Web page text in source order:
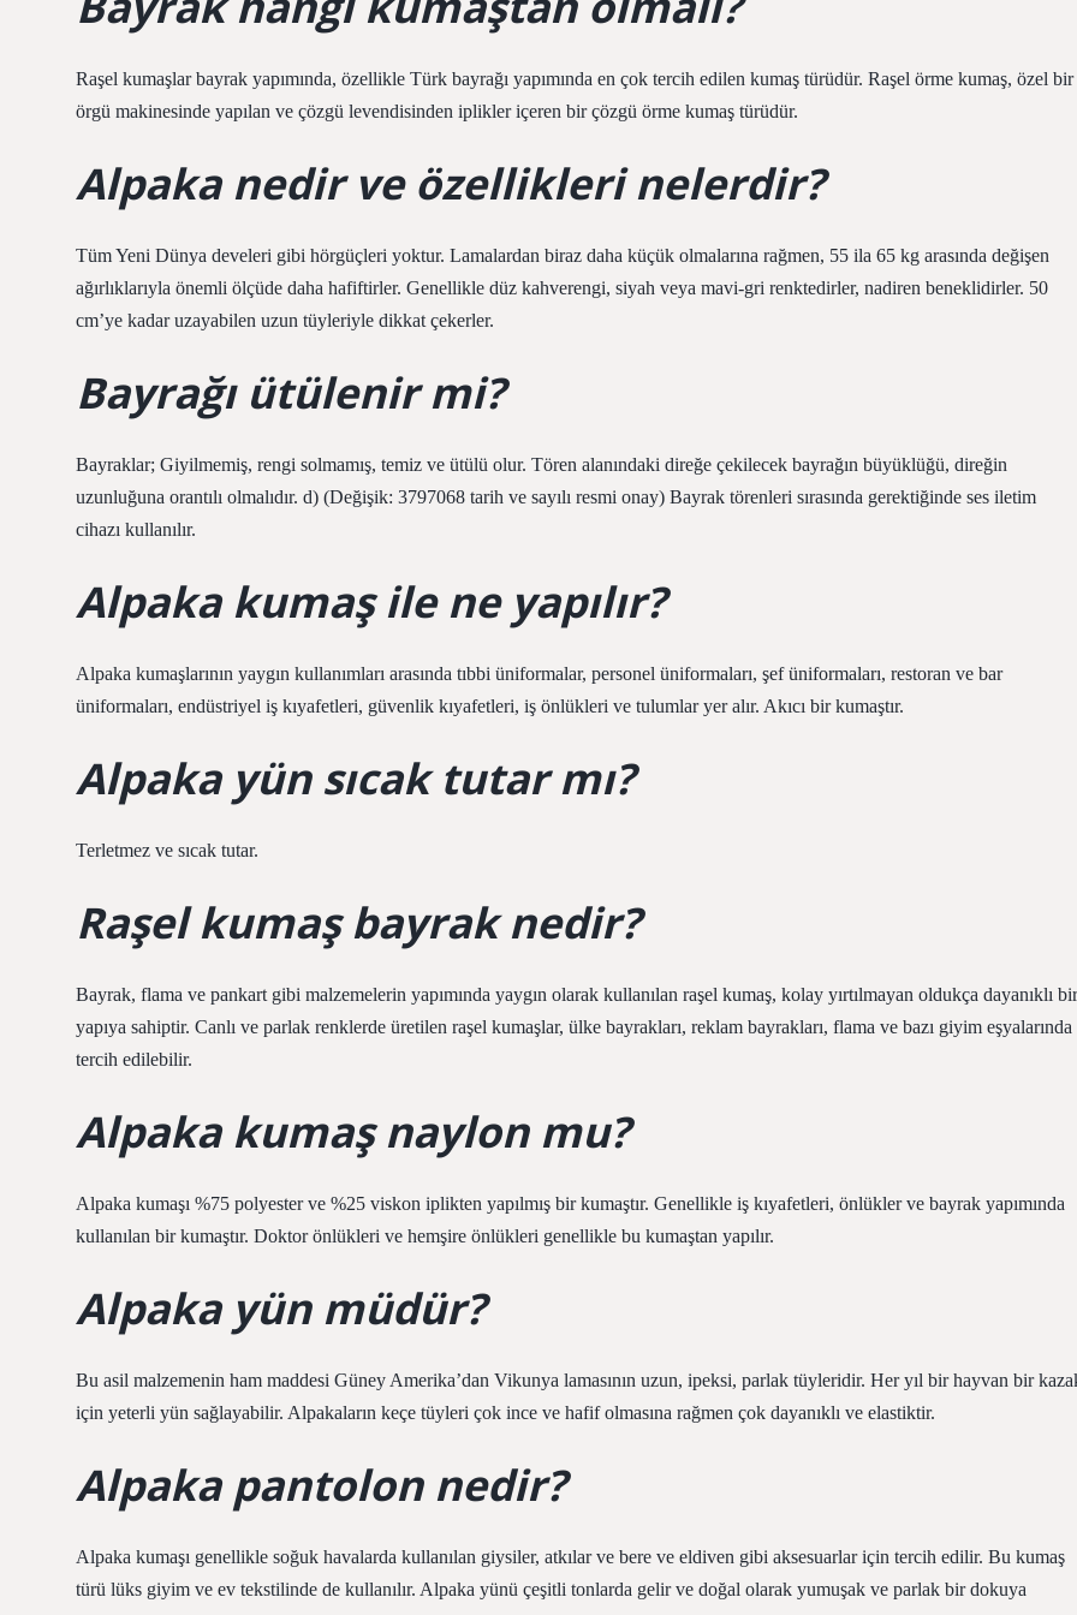
Raşel kumaşlar bayrak yapımında, özellikle Türk bayrağı yapımında en çok tercih edilen kumaş türüdür. Raşel örme kumaş, özel bir
örgü makinesinde yapılan ve çözgü levendisinden iplikler içeren bir çözgü örme kumaş türüdür.
Alpaka nedir ve özellikleri nelerdir?
Tüm Yeni Dünya develeri gibi hörgüçleri yoktur. Lamalardan biraz daha küçük olmalarına rağmen, 55 ila 65 kg arasında değişen
ağırlıklarıyla önemli ölçüde daha hafiftirler. Genellikle düz kahverengi, siyah veya mavi-gri renktedirler, nadiren beneklidirler. 50
cm’ye kadar uzayabilen uzun tüyleriyle dikkat çekerler.
Bayrağı ütülenir mi?
Bayraklar; Giyilmemiş, rengi solmamış, temiz ve ütülü olur. Tören alanındaki direğe çekilecek bayrağın büyüklüğü, direğin
uzunluğuna orantılı olmalıdır. d) (Değişik: 3797068 tarih ve sayılı resmi onay) Bayrak törenleri sırasında gerektiğinde ses iletim
cihazı kullanılır.
Alpaka kumaş ile ne yapılır?
Alpaka kumaşlarının yaygın kullanımları arasında tıbbi üniformalar, personel üniformaları, şef üniformaları, restoran ve bar
üniformaları, endüstriyel iş kıyafetleri, güvenlik kıyafetleri, iş önlükleri ve tulumlar yer alır. Akıcı bir kumaştır.
Alpaka yün sıcak tutar mı?
Terletmez ve sıcak tutar.
Raşel kumaş bayrak nedir?
Bayrak, flama ve pankart gibi malzemelerin yapımında yaygın olarak kullanılan raşel kumaş, kolay yırtılmayan oldukça dayanıklı bir
yapıya sahiptir. Canlı ve parlak renklerde üretilen raşel kumaşlar, ülke bayrakları, reklam bayrakları, flama ve bazı giyim eşyalarında
tercih edilebilir.
Alpaka kumaş naylon mu?
Alpaka kumaşı %75 polyester ve %25 viskon iplikten yapılmış bir kumaştır. Genellikle iş kıyafetleri, önlükler ve bayrak yapımında
kullanılan bir kumaştır. Doktor önlükleri ve hemşire önlükleri genellikle bu kumaştan yapılır.
Alpaka yün müdür?
Bu asil malzemenin ham maddesi Güney Amerika’dan Vikunya lamasının uzun, ipeksi, parlak tüyleridir. Her yıl bir hayvan bir
için yeterli yün sağlayabilir. Alpakaların keçe tüyleri çok ince ve hafif olmasına rağmen çok dayanıklı ve elastiktir.
Alpaka pantolon nedir?
Alpaka kumaşı genellikle soğuk havalarda kullanılan giysiler, atkılar ve bere ve eldiven gibi aksesuarlar için tercih edilir. Bu kumaş
türü lüks giyim ve ev tekstilinde de kullanılır. Alpaka yünü çeşitli tonlarda gelir ve doğal olarak yumuşak ve parlak bir dokuya